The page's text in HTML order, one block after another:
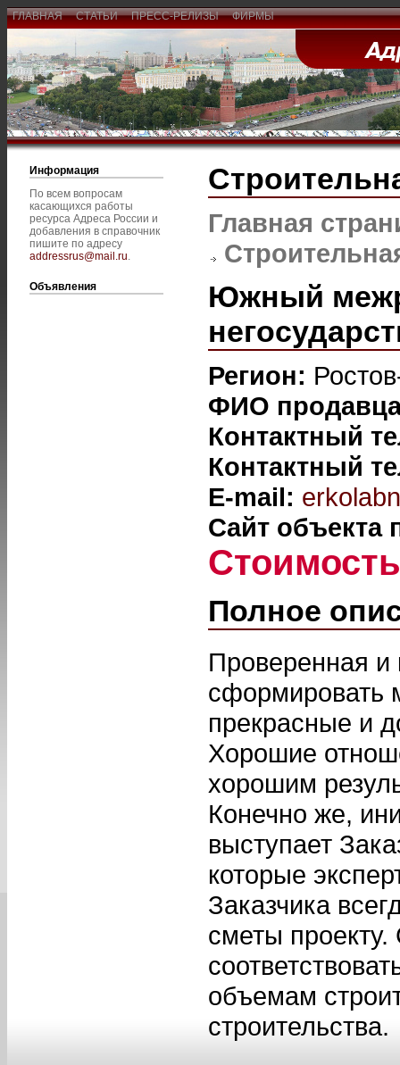
ГЛАВНАЯ СТАТЬИ ПРЕСС-РЕЛИЗЫ ФИРМЫ
Информация
По всем вопросам
касающихся работы
ресурса Адреса России и
добавления в справочник
пишите по адресу
addressrus@mail.ru.
Объявления
Главная
Южный
Регион:
ФИО
Контактный
Контактный
E-mail:
Сайт объекта
Полное
Проверенная и
сформировать
прекрасные и
Хорошие
хорошим
Конечно же,
выступает
которые
Заказчика
сметы
объемам
строительства.